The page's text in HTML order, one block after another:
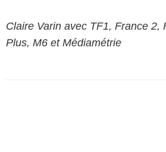
Claire Varin avec TF1, France 2,
Plus, M6 et Médiamétrie